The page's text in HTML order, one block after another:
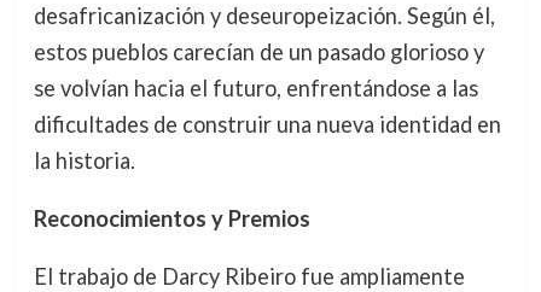
desafricanización y deseuropeización. Según él,
estos pueblos carecían de un pasado glorioso y
se volvían hacia el futuro, enfrentándose a las
dificultades de construir una nueva identidad en
la historia.
Reconocimientos y Premios
El trabajo de Darcy Ribeiro fue ampliamente